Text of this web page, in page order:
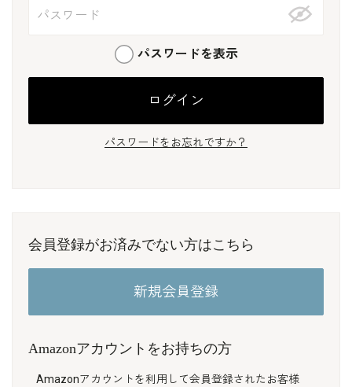
パスワードを表示
パスワードをお忘れですか？
会員登録がお済みでない方はこちら
Amazonアカウントをお持ちの方
Amazonアカウントを利用して会員登録されたお客様